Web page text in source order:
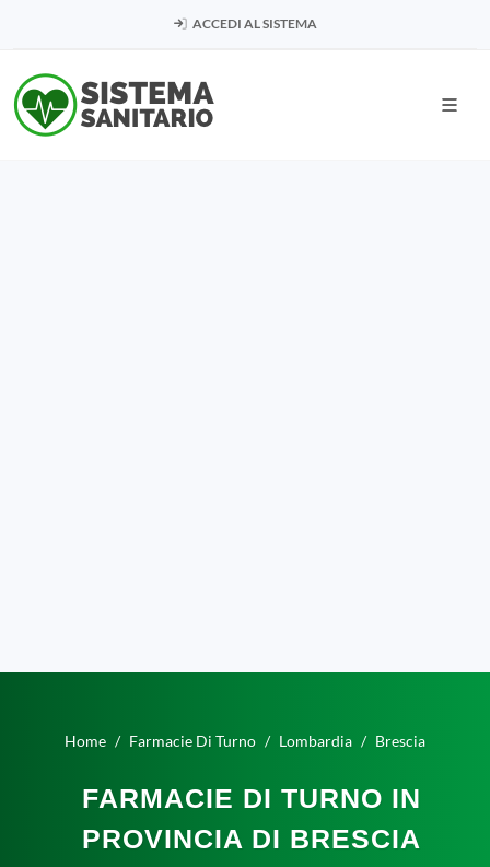
ACCEDI AL SISTEMA
Home Farmacie Di Turno Lombardia Brescia
FARMACIE DI TURNO IN
PROVINCIA DI BRESCIA